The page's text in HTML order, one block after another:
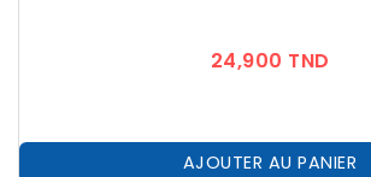
24,900 TND
AJOUTER AU PANIER